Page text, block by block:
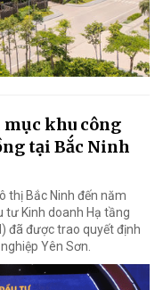
mục khu công
tại Bắc Ninh
thị Bắc Ninh đến năm
tư Kinh doanh Hạ tầng
đã được trao quyết định
Yên Sơn.